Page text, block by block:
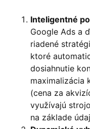
Inteligentné
Google Ads a
riadené
ktoré
dosiahnutie
maximalizácia
(cena za
využívajú
na základe